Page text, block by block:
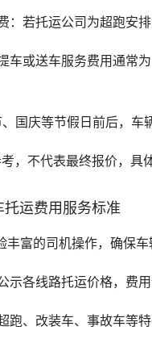
：若托运公司为超跑安
车或送车服务费用通常
国庆等节假日前后，
，不代表最终报价，具
运费用服务标准
丰富的司机操作，确保车
示各线路托运价格，费
跑、改装车、事故车等